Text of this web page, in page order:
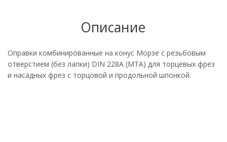
Описание
Оправки комбинированные на конус Морзе c резьбовым
отверстием (без лапки) DIN 228A (MTA) для торцевых фрез
и насадных фрез с торцовой и продольной шпонкой.